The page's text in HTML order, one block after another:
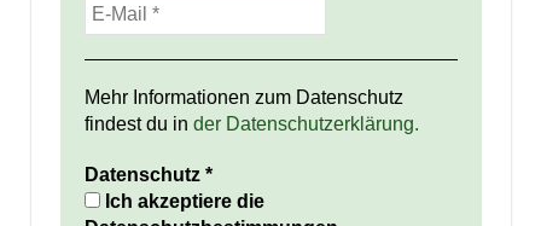
Mehr Informationen zum Datenschutz
findest du in der Datenschutzerklärung.
Datenschutz *
Ich akzeptiere die